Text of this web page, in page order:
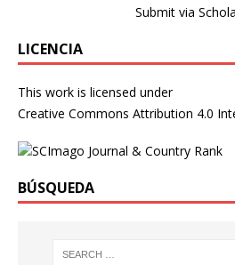
Submit via
LICENCIA
This work is licensed under
Creative Commons Attribution 4.0
BÚSQUEDA